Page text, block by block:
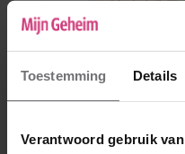
Toestemming Details
Verantwoord gebruik